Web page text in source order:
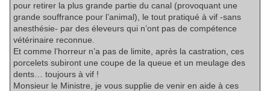
pour retirer la plus grande partie du canal (provoquant une
grande souffrance pour l’animal), le tout pratiqué à vif -sans
anesthésie- par des éleveurs qui n’ont pas de compétence
vétérinaire reconnue.
Et comme l’horreur n’a pas de limite, après la castration, ces
porcelets subiront une coupe de la queue et un meulage des
dents… toujours à vif !
Monsieur le Ministre, je vous supplie de venir en aide à ces